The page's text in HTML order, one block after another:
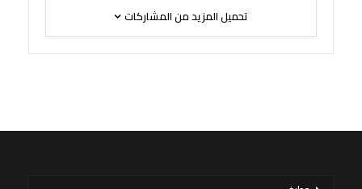
تحميل المزيد من المشاركات